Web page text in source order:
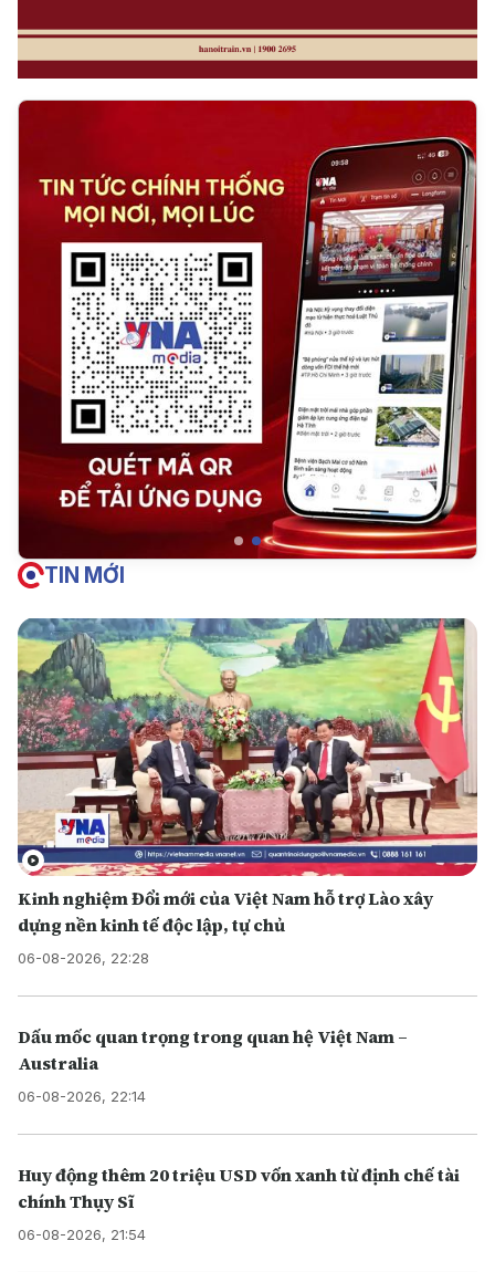
TIN MỚI
Kinh nghiệm Đổi mới của Việt Nam hỗ trợ Lào xây
dựng nền kinh tế độc lập, tự chủ
06-08-2026, 22:28
Dấu mốc quan trọng trong quan hệ Việt Nam –
Australia
06-08-2026, 22:14
Huy động thêm 20 triệu USD vốn xanh từ định chế tài
chính Thụy Sĩ
06-08-2026, 21:54